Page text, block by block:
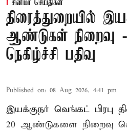
சினிமா செய்திகள்
திரைத்துறையில்
ஆண்டுகள் நிறைவு -
நெகிழ்ச்சி பதிவு
Published on: 08 Aug 2026, 4:41 pm
இயக்குநர் வெங்கட் பிரபு
20 ஆண்டுகளை நிறைவு